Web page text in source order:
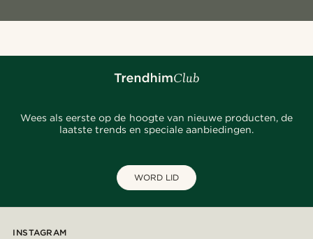
Wees als eerste op de hoogte van nieuwe producten, de
laatste trends en speciale aanbiedingen.
WORD LID
INSTAGRAM